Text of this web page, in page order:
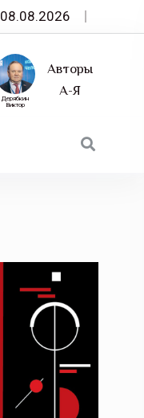
РА» приглашает на
08.08.2026
Авторы
А-Я
Дерябкин
Виктор